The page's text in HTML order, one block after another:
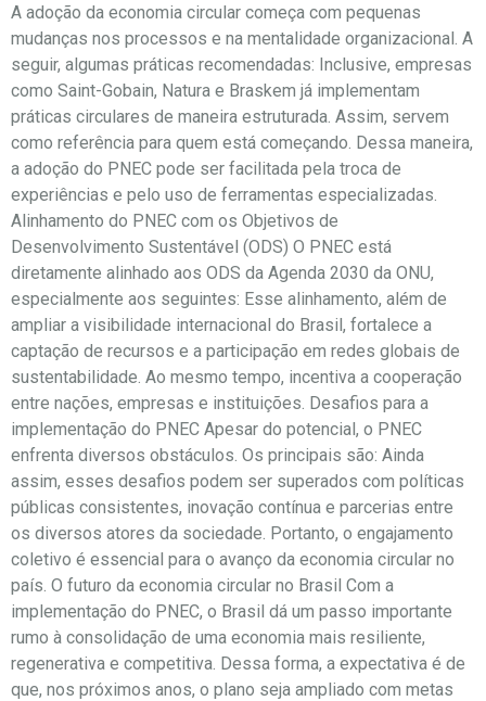
A adoção da economia circular começa com pequenas
mudanças nos processos e na mentalidade organizacional. A
seguir, algumas práticas recomendadas: Inclusive, empresas
como Saint-Gobain, Natura e Braskem já implementam
práticas circulares de maneira estruturada. Assim, servem
como referência para quem está começando. Dessa maneira,
a adoção do PNEC pode ser facilitada pela troca de
experiências e pelo uso de ferramentas especializadas.
Alinhamento do PNEC com os Objetivos de
Desenvolvimento Sustentável (ODS) O PNEC está
diretamente alinhado aos ODS da Agenda 2030 da ONU,
especialmente aos seguintes: Esse alinhamento, além de
ampliar a visibilidade internacional do Brasil, fortalece a
captação de recursos e a participação em redes globais de
sustentabilidade. Ao mesmo tempo, incentiva a cooperação
entre nações, empresas e instituições. Desafios para a
implementação do PNEC Apesar do potencial, o PNEC
enfrenta diversos obstáculos. Os principais são: Ainda
assim, esses desafios podem ser superados com políticas
públicas consistentes, inovação contínua e parcerias entre
os diversos atores da sociedade. Portanto, o engajamento
coletivo é essencial para o avanço da economia circular no
país. O futuro da economia circular no Brasil Com a
implementação do PNEC, o Brasil dá um passo importante
rumo à consolidação de uma economia mais resiliente,
regenerativa e competitiva. Dessa forma, a expectativa é de
que, nos próximos anos, o plano seja ampliado com metas